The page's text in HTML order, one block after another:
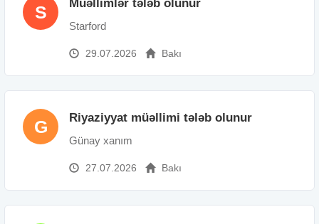
S Müəllimlər tələb olunur
Starford
29.07.2026 Bakı
G Riyaziyyat müəllimi tələb olunur
Günay xanım
27.07.2026 Bakı